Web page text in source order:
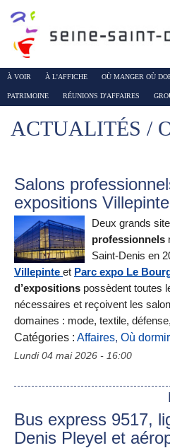
À VOIR À L'AFFICHE OÙ MANGER OÙ
PATRIMOINE RÉUNIONS D'AFFAIRES
ACTUALITÉS /
Salons
expositions
Deux grands
professionnels
Saint-Denis en
Villepinte et Parc expo Le
d’expositions possèdent toutes
nécessaires et reçoivent les
domaines : mode, textile,
Catégories : Affaires, Où dormir
Lundi 04 mai 2026 - 16:00
Bus express 9517,
Denis Pleyel et